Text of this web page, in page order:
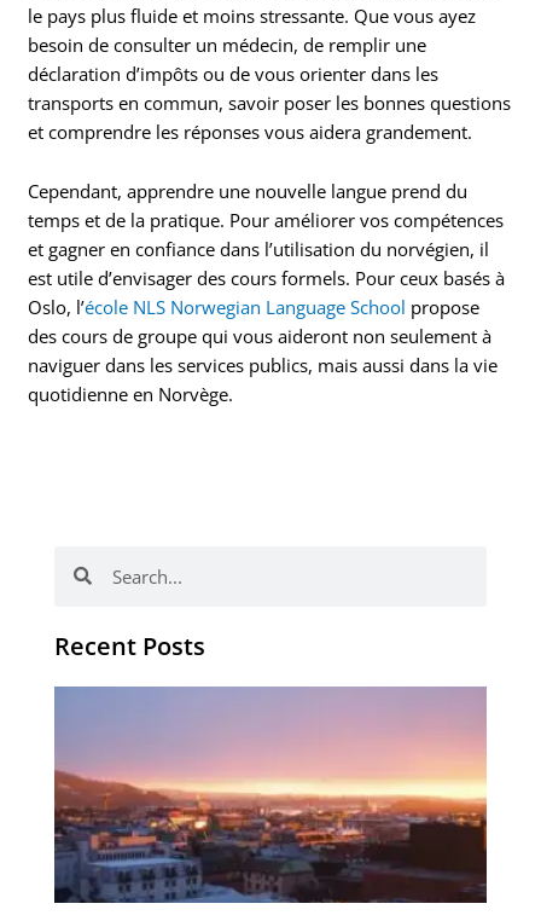
le pays plus fluide et moins stressante. Que vous ayez
besoin de consulter un médecin, de remplir une
déclaration d’impôts ou de vous orienter dans les
transports en commun, savoir poser les bonnes questions
et comprendre les réponses vous aidera grandement.
Cependant, apprendre une nouvelle langue prend du
temps et de la pratique. Pour améliorer vos compétences
et gagner en confiance dans l’utilisation du norvégien, il
est utile d’envisager des cours formels. Pour ceux basés à
Oslo, l’école NLS Norwegian Language School propose
des cours de groupe qui vous aideront non seulement à
naviguer dans les services publics, mais aussi dans la vie
quotidienne en Norvège.
Recent Posts